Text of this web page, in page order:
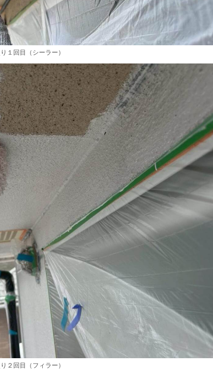
１回目（シーラー）
２回目（フィラー）